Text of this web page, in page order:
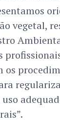
vegetal,
os